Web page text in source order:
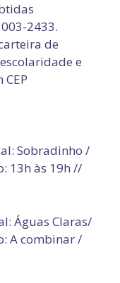
2433.
de
e
Sobradinho /
13h às 19h //
Águas Claras/
A combinar /